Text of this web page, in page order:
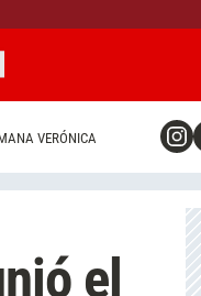
VERÓNICA
el